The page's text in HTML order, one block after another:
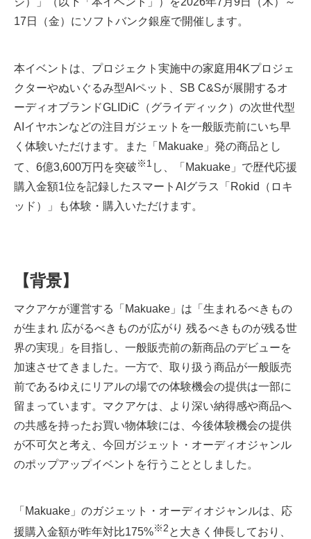
17日（金）にソフトバンク銀座で開催します。
本イベントは、プロジェクト実施中の家庭用4Kプロジェ
クターやぬいぐるみ型AIペット、SB C&Sが展開するオ
ーディオブランドGLIDiC（グライディック）の次世代型
AIイヤホンなどの注目ガジェットを一般販売前にいち早
く体験いただけます。また「Makuake」発の商品とし
て、6億3,600万円を突破 ※1 し、「Makuake」で歴代応援
購入金額1位を記録したスマートAIグラス「Rokid（ロキ
ッド）」も体験・購入いただけます。
【背景】
マクアケが運営する「Makuake」は「生まれるべきもの
が生まれ 広がるべきものが広がり 残るべきものが残る世
界の実現」を目指し、一般販売前の新商品のデビューを
加速させてきました。一方で、取り扱う商品が一般販売
前であるゆえにリアルの場での体験機会の提供は一部に
留まっています。マクアケは、より深い納得感や商品へ
の共感を持ったお買い物体験には、今後体験機会の提供
が不可欠と考え、今回ガジェット・オーディオジャンル
のポップアップイベントを行うこととしました。
「Makuake」のガジェット・オーディオジャンルは、応
援購入金額が昨年対比175%※2 と大きく伸長しており、